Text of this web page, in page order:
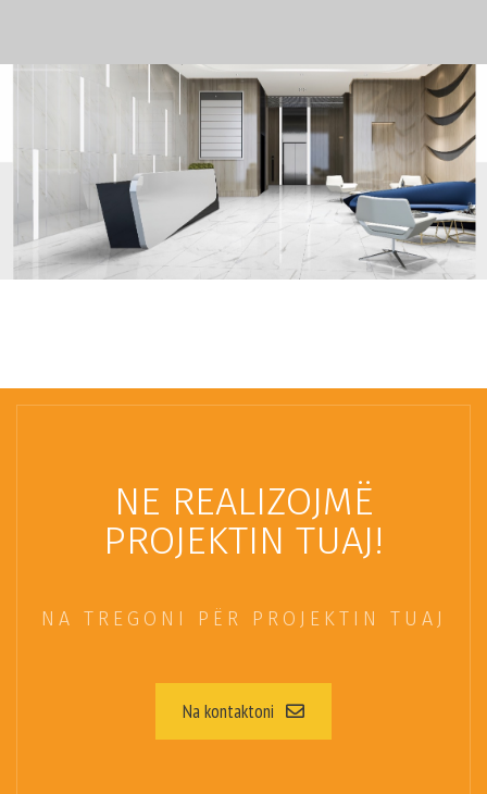
NE REALIZOJMË
PROJEKTIN TUAJ!
NA TREGONI PËR PROJEKTIN TUAJ
Na kontaktoni